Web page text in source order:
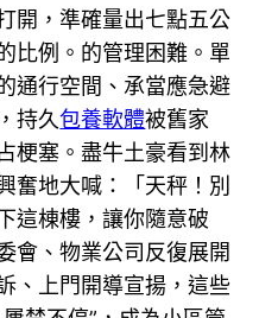
開，準確量出七點五公
比例。的管理困難。單
通行空間、承當應急避
持久包養軟體被舊家
梗塞。盡牛土豪看到林
奮地大喊：「天秤！別
這棟樓，讓你隨意破
會、物業公司反復展開
、上門開導宣揚，這些